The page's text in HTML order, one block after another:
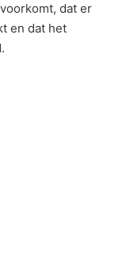
dat er
en dat het